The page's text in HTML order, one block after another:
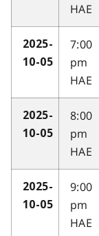
HAE
2025-
10-05
7:00
pm
HAE
2025-
10-05
8:00
pm
HAE
2025-
10-05
9:00
pm
HAE